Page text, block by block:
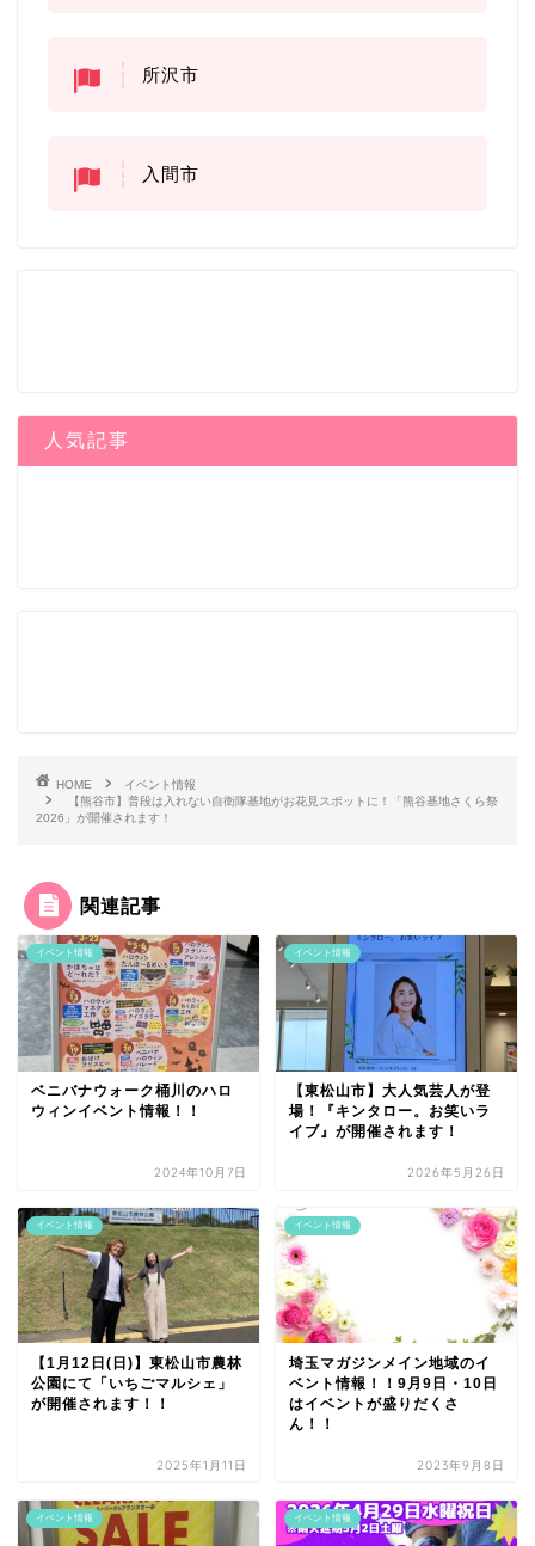
所沢市
入間市
人気記事
HOME
イベント情報
【熊谷市】普段は入れない自衛隊基地がお花見スポットに！「熊谷基地さくら祭
2026」が開催されます！
関連記事
イベント情報
ベニバナウォーク桶川のハロ
ウィンイベント情報！！
2024年10月7日
イベント情報
【東松山市】大人気芸人が登
場！『キンタロー。お笑いラ
イブ』が開催されます！
2026年5月26日
イベント情報
【1月12日(日)】東松山市農林
公園にて「いちごマルシェ」
が開催されます！！
2025年1月11日
イベント情報
埼玉マガジンメイン地域のイ
ベント情報！！9月9日・10日
はイベントが盛りだくさ
ん！！
2023年9月8日
イベント情報 イベント情報